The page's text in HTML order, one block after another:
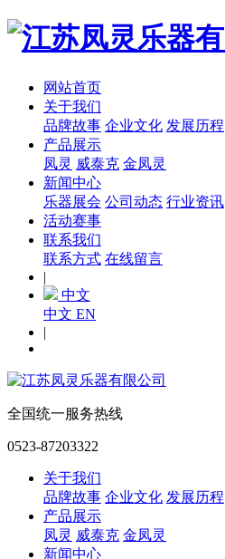
网站首页
关于我们
品牌故事 企业文化 发展历程
产品展示
凤灵 威泰克 金凤灵
新闻中心
乐器展会 公司动态 行业资讯
活动赛事
联系我们
联系方式 在线留言
|
中文
中文 EN
|
全国统一服务热线
0523-87203322
关于我们
品牌故事 企业文化 发展历程
产品展示
凤灵 威泰克 金凤灵
新闻中心